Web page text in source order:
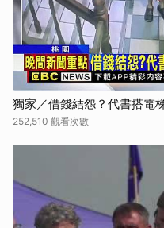
獨家／借錢結怨？代書搭電
252,510 觀看次數